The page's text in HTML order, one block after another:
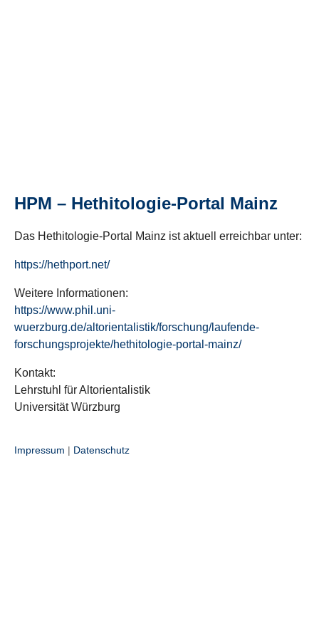
HPM – Hethitologie-Portal Mainz
Das Hethitologie-Portal Mainz ist aktuell erreichbar unter:
https://hethport.net/
Weitere Informationen:
https://www.phil.uni-
wuerzburg.de/altorientalistik/forschung/laufende-
forschungsprojekte/hethitologie-portal-mainz/
Kontakt:
Lehrstuhl für Altorientalistik
Universität Würzburg
Impressum | Datenschutz